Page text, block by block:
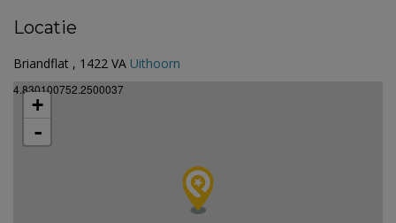
Locatie
Briandflat , 1422 VA Uithoorn
4.830100752.2500037
+
-